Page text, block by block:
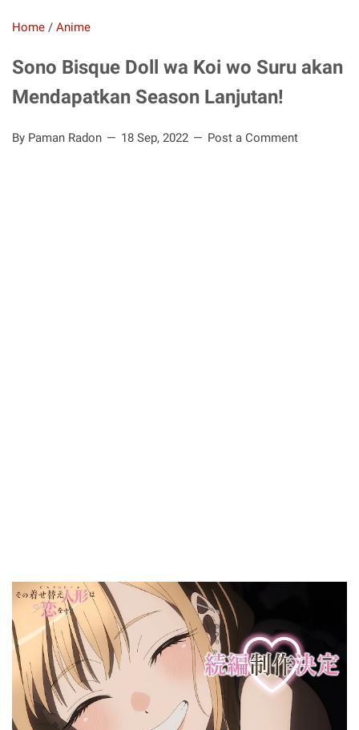
Home / Anime
Sono Bisque Doll wa Koi wo Suru akan
Mendapatkan Season Lanjutan!
By Paman Radon 18 Sep, 2022 Post a Comment